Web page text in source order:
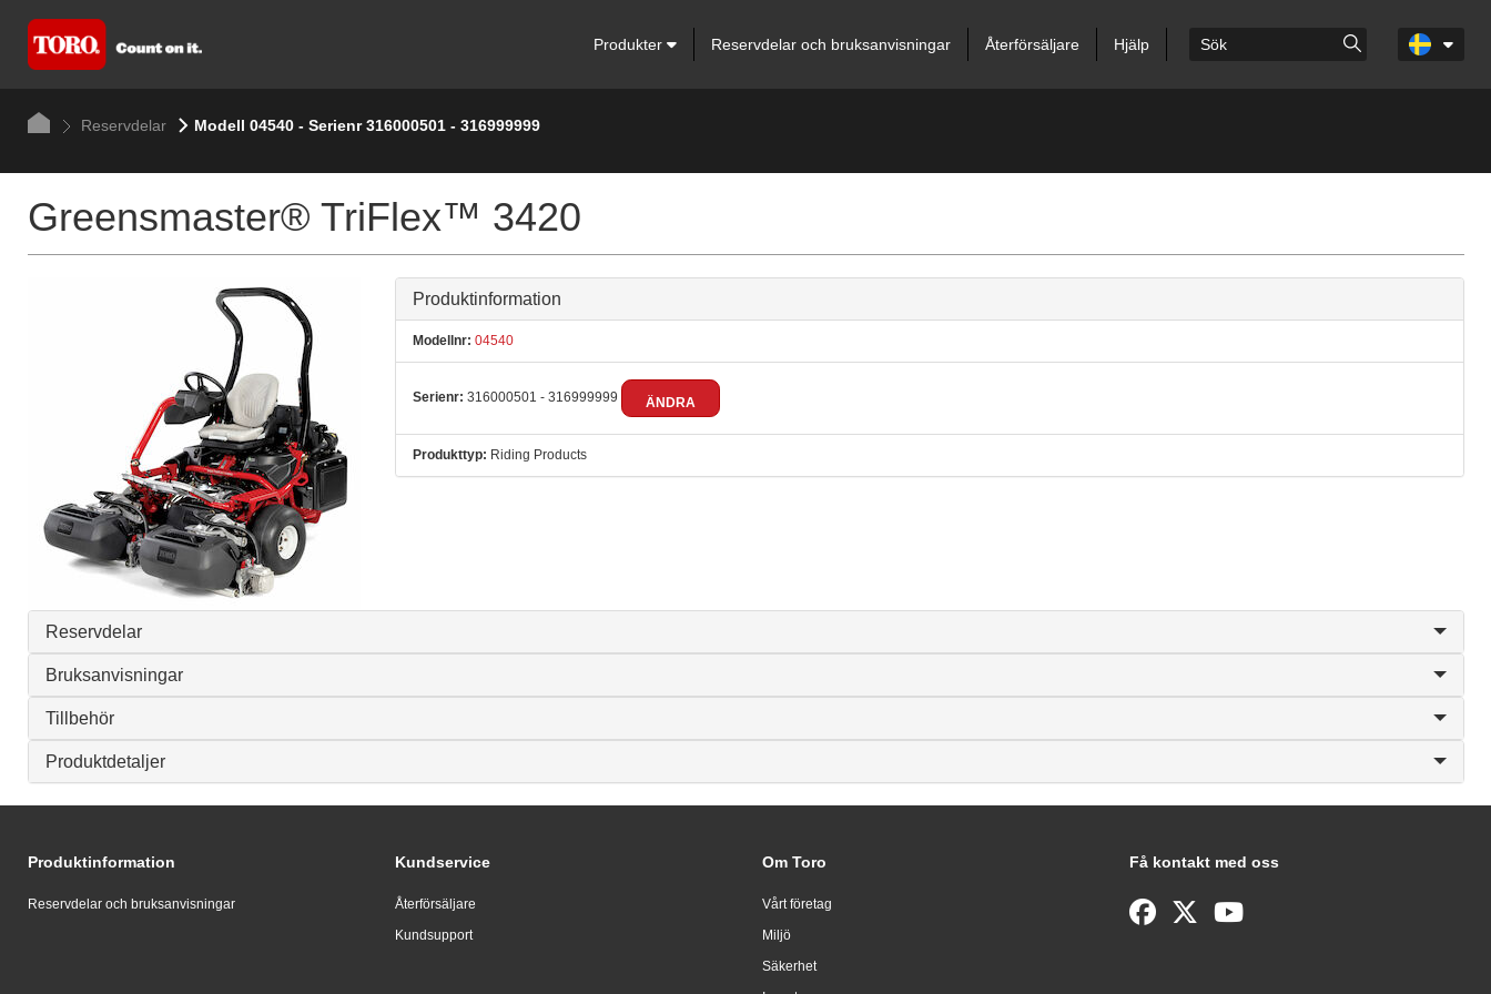
Produkter Reservdelar och bruksanvisningar Återförsäljare Hjälp
Reservdelar Modell 04540 - Serienr 316000501 - 316999999
Greensmaster® TriFlex™ 3420
Produktinformation
Modellnr: 04540
Serienr: 316000501 - 316999999 ÄNDRA
Produkttyp: Riding Products
Reservdelar
Bruksanvisningar
Tillbehör
Produktdetaljer
Produktinformation
Reservdelar och bruksanvisningar
Kundservice
Återförsäljare
Kundsupport
Om Toro
Vårt företag
Miljö
Säkerhet
Få kontakt med oss